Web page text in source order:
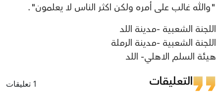
"والله غالب على أمره ولكن اكثر الناس لا يعلمون".
اللجنة الشعبية -مدينة اللد
اللجنة الشعبية -مدينة الرملة
هيئة السلم الاهلي- اللد
التعليقات 1 تعليقات